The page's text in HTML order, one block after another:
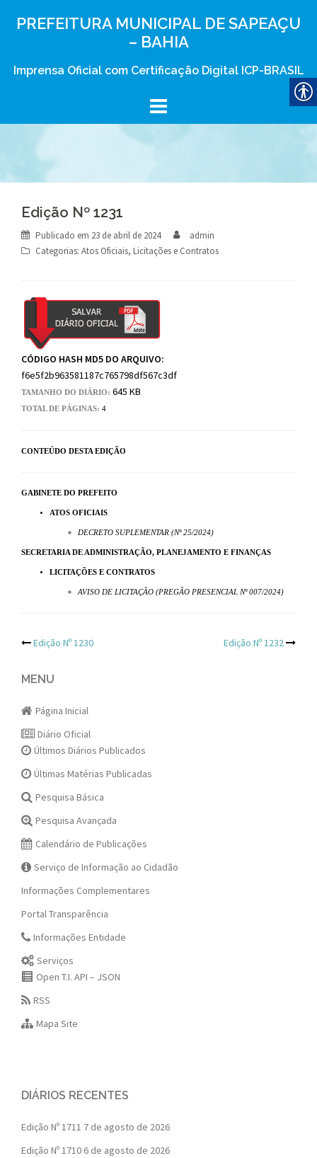
PREFEITURA MUNICIPAL DE SAPEAÇU
– BAHIA
Imprensa Oficial com Certificação Digital ICP-BRASIL
Edição Nº 1231
Publicado em 23 de abril de 2024
admin
Categorias: Atos Oficiais, Licitações e Contratos
CÓDIGO HASH MD5 DO ARQUIVO:
f6e5f2b963581187c765798df567c3df
TAMANHO DO DIÁRIO: 645 KB
TOTAL DE PÁGINAS: 4
CONTEÚDO DESTA EDIÇÃO
GABINETE DO PREFEITO
ATOS OFICIAIS
DECRETO SUPLEMENTAR (Nº 25/2024)
SECRETARIA DE ADMINISTRAÇÃO, PLANEJAMENTO E FINANÇAS
LICITAÇÕES E CONTRATOS
AVISO DE LICITAÇÃO (PREGÃO PRESENCIAL Nº 007/2024)
Post
navigation
Edição Nº 1230 Edição Nº 1232
MENU
Página Inicial
Diário Oficial
Últimos Diários Publicados
Últimas Matérias Publicadas
Pesquisa Básica
Pesquisa Avançada
Calendário de Publicações
Serviço de Informação ao Cidadão
Informações Complementares
Portal Transparência
Informações Entidade
Serviços
Open T.I. API – JSON
RSS
Mapa Site
DIÁRIOS RECENTES
Edição Nº 1711 7 de agosto de 2026
Edição Nº 1710 6 de agosto de 2026